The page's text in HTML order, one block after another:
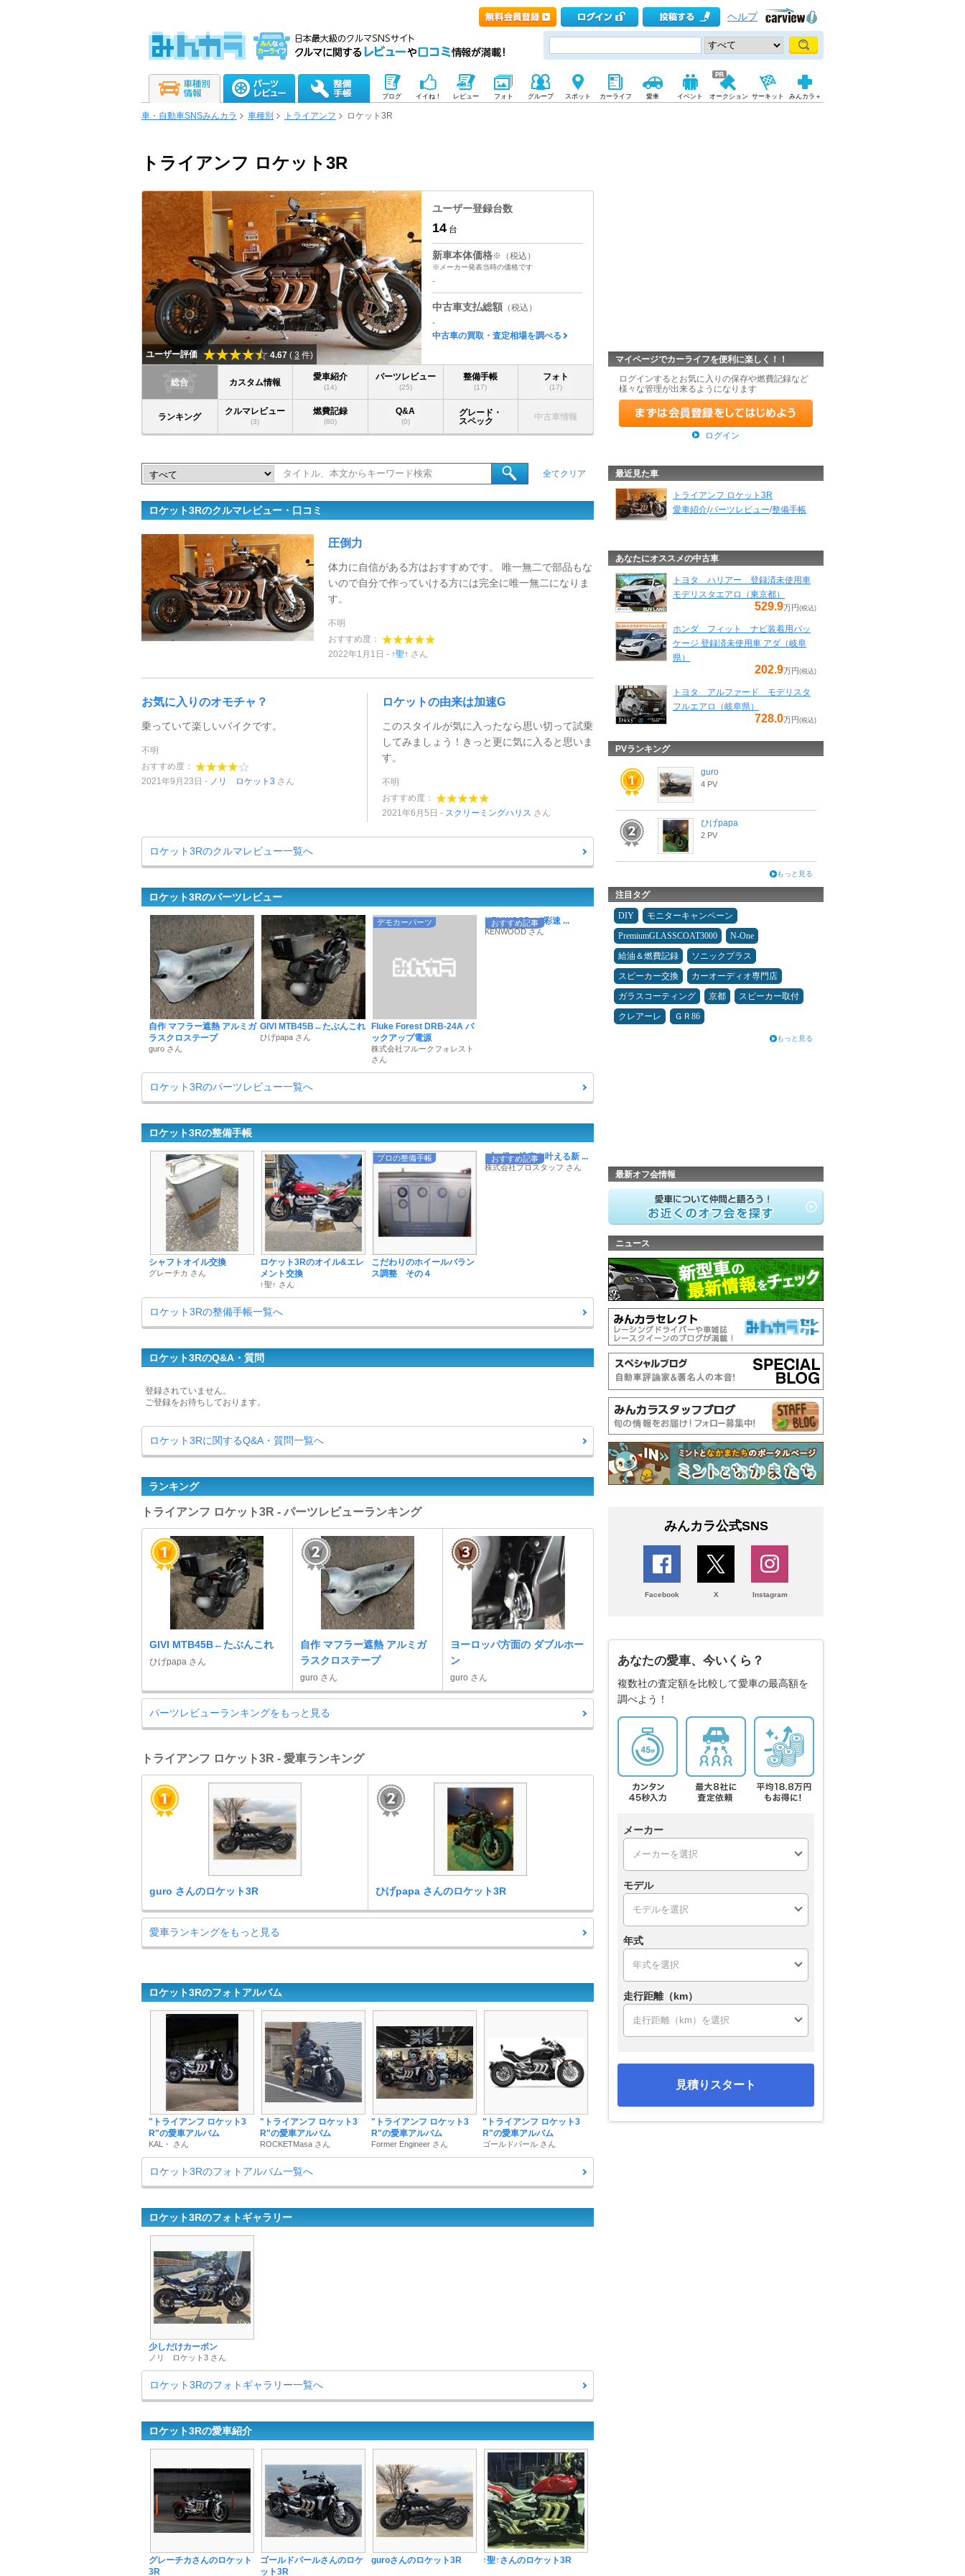
ヘルプ
ブログ イイね！ レビュー フォト グループ スポット カーライフ 愛車 イベント オークション サーキット みんカラ＋
車・自動車SNSみんカラ 車種別 トライアンフ ロケット3R
トライアンフ ロケット3R
ユーザー評価 4.67 ( 3 件)
ユーザー登録台数
14 台
新車本体価格※（税込）
※メーカー発表当時の価格です
-
中古車支払総額 （税込）
-
中古車の買取・査定相場を調べる
総合 カスタム情報
愛車紹介
(14)
パーツレビュー
(25)
整備手帳
(17)
フォト
(17)
ランキング
クルマレビュー
(3)
燃費記録
(80)
Q&A
(0)
グレード・
スペック
中古車情報
全てクリア
ロケット3Rのクルマレビュー・口コミ
圧倒力
体力に自信がある方はおすすめです。 唯一無二で部品もな
いので自分で作っていける方には完全に唯一無二になりま
す。
不明
おすすめ度：
2022年1月1日
↑聖↑ さん
お気に入りのオモチャ？
乗っていて楽しいバイクです。
不明
おすすめ度：
2021年9月23日
ノリ ロケット3 さん
ロケットの由来は加速G
このスタイルが気に入ったなら思い切って試乗
してみましょう！きっと更に気に入ると思いま
す。
不明
おすすめ度：
2021年6月5日
スクリーミングハリス さん
ロケット3Rのクルマレビュー一覧へ
ロケット3Rのパーツレビュー
自作 マフラー遮熱 アルミガ
ラスクロステープ
guro さん
GIVI MTB45B←たぶんこれ
ひげpapa さん
デモカーパーツ
Fluke Forest DRB-24A バ
ックアップ電源
株式会社フルークフォレスト
さん
おすすめ記事
KENWOODの“彩速 ...
KENWOOD さん
ロケット3Rのパーツレビュー一覧へ
ロケット3Rの整備手帳
シャフトオイル交換
グレーチカ さん
ロケット3Rのオイル&エレ
メント交換
↑聖↑ さん
プロの整備手帳
こだわりのホイールバラン
ス調整 その４
おすすめ記事
プロ級の洗車を叶える新 ...
株式会社プロスタッフ さん
ロケット3Rの整備手帳一覧へ
ロケット3RのQ&A・質問
登録されていません。
ご登録をお待ちしております。
ロケット3Rに関するQ&A・質問一覧へ
ランキング
トライアンフ ロケット3R - パーツレビューランキング
GIVI MTB45B←たぶんこれ
ひげpapa さん
自作 マフラー遮熱 アルミガ
ラスクロステープ
guro さん
ヨーロッパ方面の ダブルホー
ン
guro さん
パーツレビューランキングをもっと見る
トライアンフ ロケット3R - 愛車ランキング
guro さんのロケット3R ひげpapa さんのロケット3R
愛車ランキングをもっと見る
ロケット3Rのフォトアルバム
"トライアンフ ロケット3
R"の愛車アルバム
KAL・ さん
"トライアンフ ロケット3
R"の愛車アルバム
ROCKETMasa さん
"トライアンフ ロケット3
R"の愛車アルバム
Former Engineer さん
"トライアンフ ロケット3
R"の愛車アルバム
ゴールドパール さん
ロケット3Rのフォトアルバム一覧へ
ロケット3Rのフォトギャラリー
少しだけカーボン
ノリ ロケット3 さん
ロケット3Rのフォトギャラリー一覧へ
ロケット3Rの愛車紹介
グレーチカさんのロケット
3R
ゴールドパールさんのロケ
ット3R
guroさんのロケット3R ↑聖↑さんのロケット3R
マイページでカーライフを便利に楽しく！！
ログインするとお気に入りの保存や燃費記録など
様々な管理が出来るようになります
ログイン
最近見た車
トライアンフ ロケット3R
愛車紹介/パーツレビュー/整備手帳
あなたにオススメの中古車
トヨタ ハリアー 登録済未使用車
モデリスタエアロ（東京都）
529.9万円 (税込)
ホンダ フィット ナビ装着用パッ
ケージ 登録済未使用車 アダ（岐阜
県）
202.9万円 (税込)
トヨタ アルファード モデリスタ
フルエアロ（岐阜県）
728.0万円 (税込)
PVランキング
guro
4 PV
ひげpapa
2 PV
もっと見る
注目タグ
DIY
モニターキャンペーン
PremiumGLASSCOAT3000
N-One
給油＆燃費記録
ソニックプラス
スピーカー交換
カーオーディオ専門店
ガラスコーティング
京都
スピーカー取付
クレアーレ
ＧＲ86
もっと見る
最新オフ会情報
ニュース
みんカラ公式SNS
Facebook X Instagram
あなたの愛車、今いくら？
複数社の査定額を比較して愛車の最高額を
調べよう！
メーカー
モデル
年式
走行距離（km）
見積りスタート